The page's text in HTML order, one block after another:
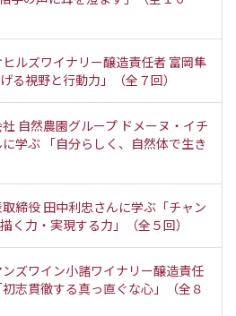
ルズワイナリー醸造責任者 富岡隼
る視野と行動力」（全７回）
自然農園グループ ドメーヌ・イチ
学ぶ 「自分らしく、自然体で生き
締役 田中利忠さんに学ぶ「チャン
く力・実現する力」（全５回）
ズワイン小諸ワイナリー醸造責任
志貫徹する真っ直ぐな心」（全８